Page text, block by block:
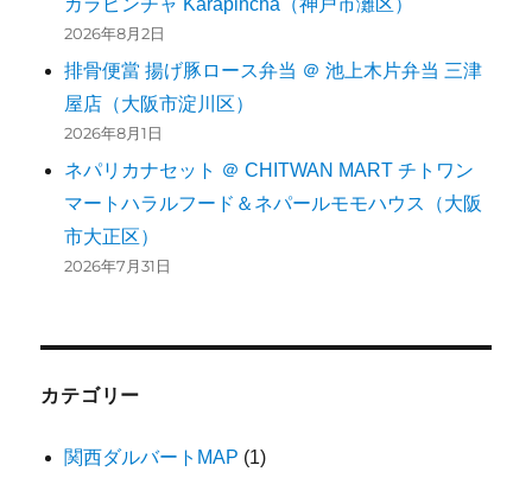
2026年8月2日
排骨便當 揚げ豚ロース弁当 ＠ 池上木片弁当 三津
屋店（大阪市淀川区）
2026年8月1日
ネパリカナセット ＠ CHITWAN MART チトワン
マートハラルフード＆ネパールモモハウス（大阪
市大正区）
2026年7月31日
カテゴリー
関西ダルバートMAP (1)